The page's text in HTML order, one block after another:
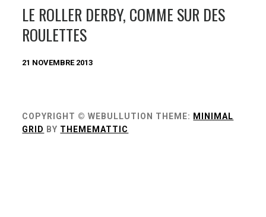
LE ROLLER DERBY, COMME SUR DES
ROULETTES
21 NOVEMBRE 2013
COPYRIGHT © WEBULLUTION THEME: MINIMAL
GRID BY THEMEMATTIC